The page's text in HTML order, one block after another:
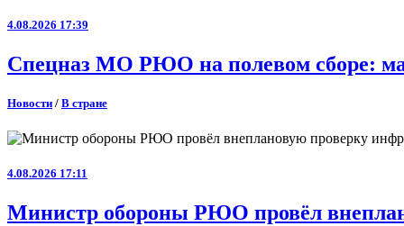
4.08.2026 17:39
Спецназ МО РЮО на полевом сборе:
Новости / В стране
4.08.2026 17:11
Министр обороны РЮО провёл